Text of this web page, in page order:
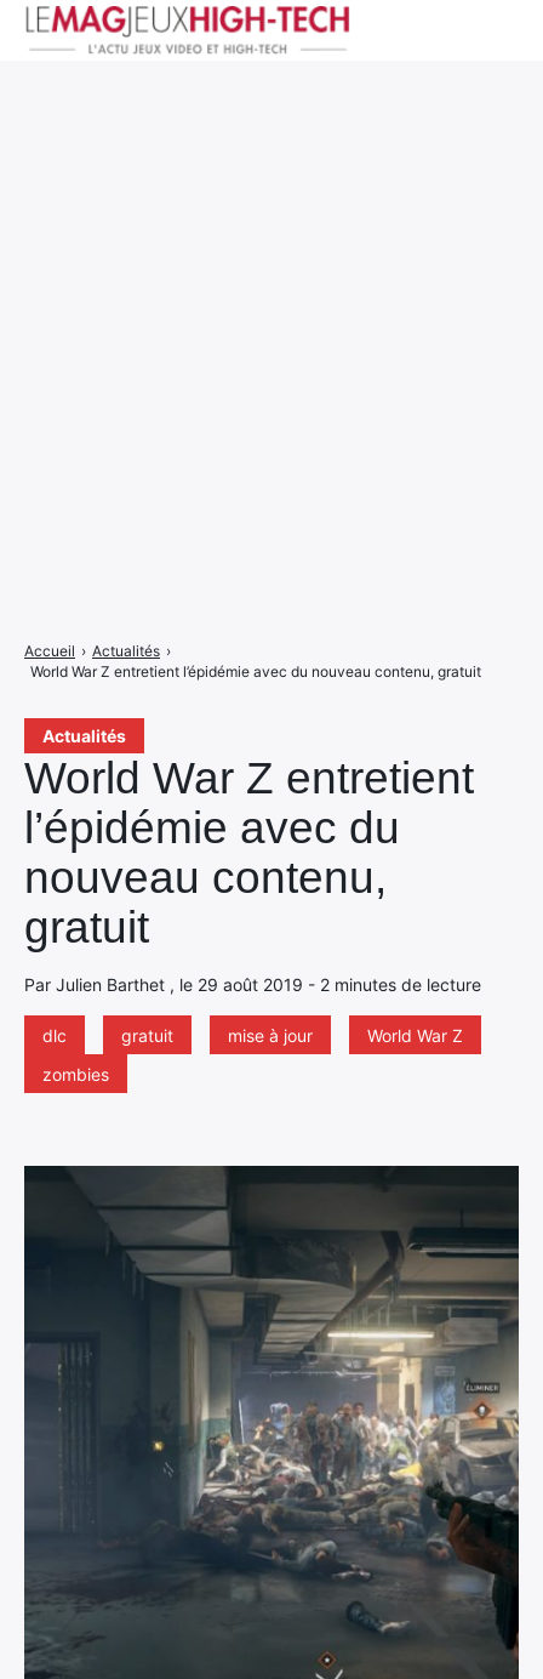
Actualités
World War Z entretient
l’épidémie avec du
nouveau contenu,
gratuit
Par Julien Barthet , le 29 août 2019 - 2 minutes de lecture
dlc gratuit mise à jour
World War Z
zombies
Accueil › Actualités ›
World War Z entretient l’épidémie avec du nouveau contenu, gratuit